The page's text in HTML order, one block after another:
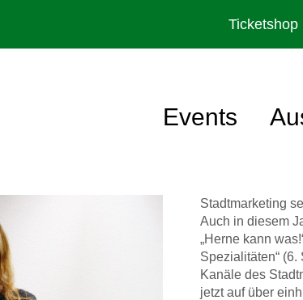
Ticketshop
Events
Stadtmarketing
Auch in diesem
„Herne kann
Spezialitäten“
Kanäle des
jetzt auf über